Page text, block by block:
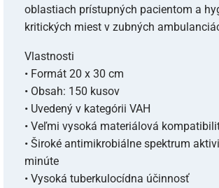
oblastiach prístupných pacientom a
kritických miest v zubných
Vlastnosti
• Formát 20 x 30 cm
• Obsah: 150 kusov
• Uvedený v kategórii VAH
• Veľmi vysoká materiálová
• Široké antimikrobiálne spektrum
minúte
• Vysoká tuberkulocídna účinnosť